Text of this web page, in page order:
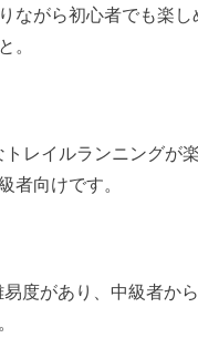
ながら初心者でも楽
。
トレイルランニングが
者向けです。
度があり、中級者か